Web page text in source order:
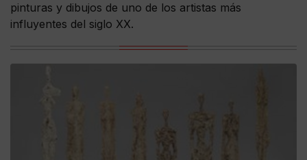
pinturas y dibujos de uno de los artistas más
influyentes del siglo XX.